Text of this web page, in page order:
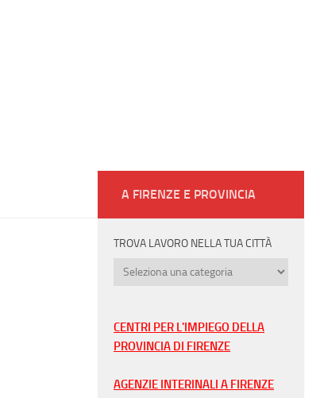
A FIRENZE E PROVINCIA
TROVA LAVORO NELLA TUA CITTÀ
Trova
tua
città
CENTRI PER L'IMPIEGO DELLA
PROVINCIA DI FIRENZE
AGENZIE INTERINALI A FIRENZE